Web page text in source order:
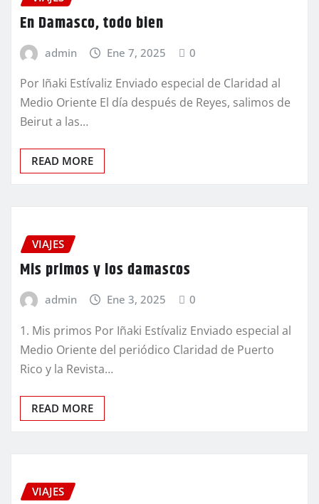
En Damasco, todo bien
admin Ene 7, 2025 0
Por Iñaki Estívaliz Enviado especial de Claridad al
Medio Oriente El día después de Reyes, salimos de
Beirut a las…
READ MORE
VIAJES
Mis primos y los damascos
admin Ene 3, 2025 0
1. Mis primos Por Iñaki Estívaliz Enviado especial al
Medio Oriente del periódico Claridad de Puerto
Rico y la Revista…
READ MORE
VIAJES